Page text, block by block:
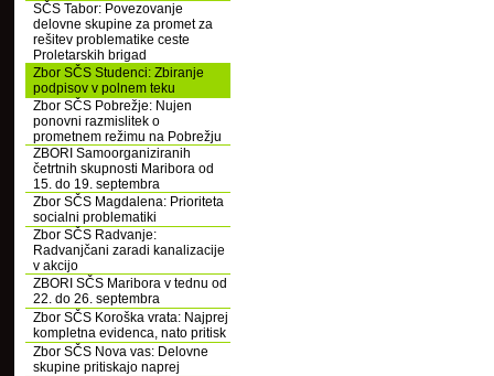
SČS Tabor: Povezovanje
delovne skupine za promet za
rešitev problematike ceste
Proletarskih brigad
Zbor SČS Studenci: Zbiranje
podpisov v polnem teku
Zbor SČS Pobrežje: Nujen
ponovni razmislitek o
prometnem režimu na Pobrežju
ZBORI Samoorganiziranih
četrtnih skupnosti Maribora od
15. do 19. septembra
Zbor SČS Magdalena: Prioriteta
socialni problematiki
Zbor SČS Radvanje:
Radvanjčani zaradi kanalizacije
v akcijo
ZBORI SČS Maribora v tednu od
22. do 26. septembra
Zbor SČS Koroška vrata: Najprej
kompletna evidenca, nato pritisk
Zbor SČS Nova vas: Delovne
skupine pritiskajo naprej